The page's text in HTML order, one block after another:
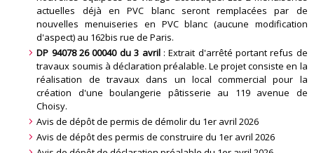
actuelles déjà en PVC blanc seront remplacées par de
nouvelles menuiseries en PVC blanc (aucune modification
d'aspect) au 162bis rue de Paris.
DP 94078 26 00040 du 3 avril : Extrait d'arrêté portant refus de
travaux soumis à déclaration préalable. Le projet consiste en la
réalisation de travaux dans un local commercial pour la
création d'une boulangerie pâtisserie au 119 avenue de
Choisy.
Avis de dépôt de permis de démolir du 1er avril 2026
Avis de dépôt des permis de construire du 1er avril 2026